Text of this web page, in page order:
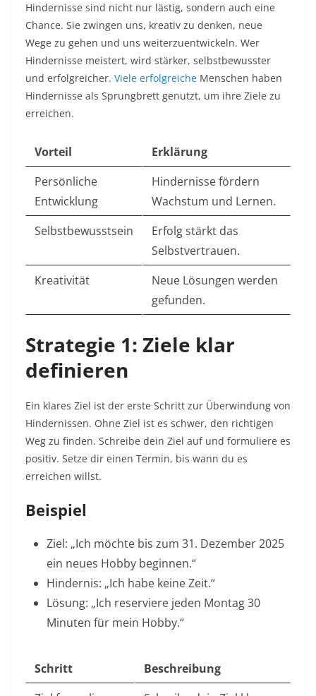
Hindernisse sind nicht nur lästig, sondern auch eine
Chance. Sie zwingen uns, kreativ zu denken, neue
Wege zu gehen und uns weiterzuentwickeln. Wer
Hindernisse meistert, wird stärker, selbstbewusster
und erfolgreicher. Viele erfolgreiche Menschen haben
Hindernisse als Sprungbrett genutzt, um ihre Ziele zu
erreichen.​
Vorteil
Erklärung
Persönliche
Entwicklung
Hindernisse fördern
Wachstum und Lernen.
Selbstbewusstsein
Erfolg stärkt das
Selbstvertrauen.
Kreativität
Neue Lösungen werden
gefunden.
Strategie 1: Ziele klar
definieren
Ein klares Ziel ist der erste Schritt zur Überwindung von
Hindernissen. Ohne Ziel ist es schwer, den richtigen
Weg zu finden. Schreibe dein Ziel auf und formuliere es
positiv. Setze dir einen Termin, bis wann du es
erreichen willst.​
Beispiel
Ziel: „Ich möchte bis zum 31. Dezember 2025
ein neues Hobby beginnen.“
Hindernis: „Ich habe keine Zeit.“
Lösung: „Ich reserviere jeden Montag 30
Minuten für mein Hobby.“
Schritt
Beschreibung